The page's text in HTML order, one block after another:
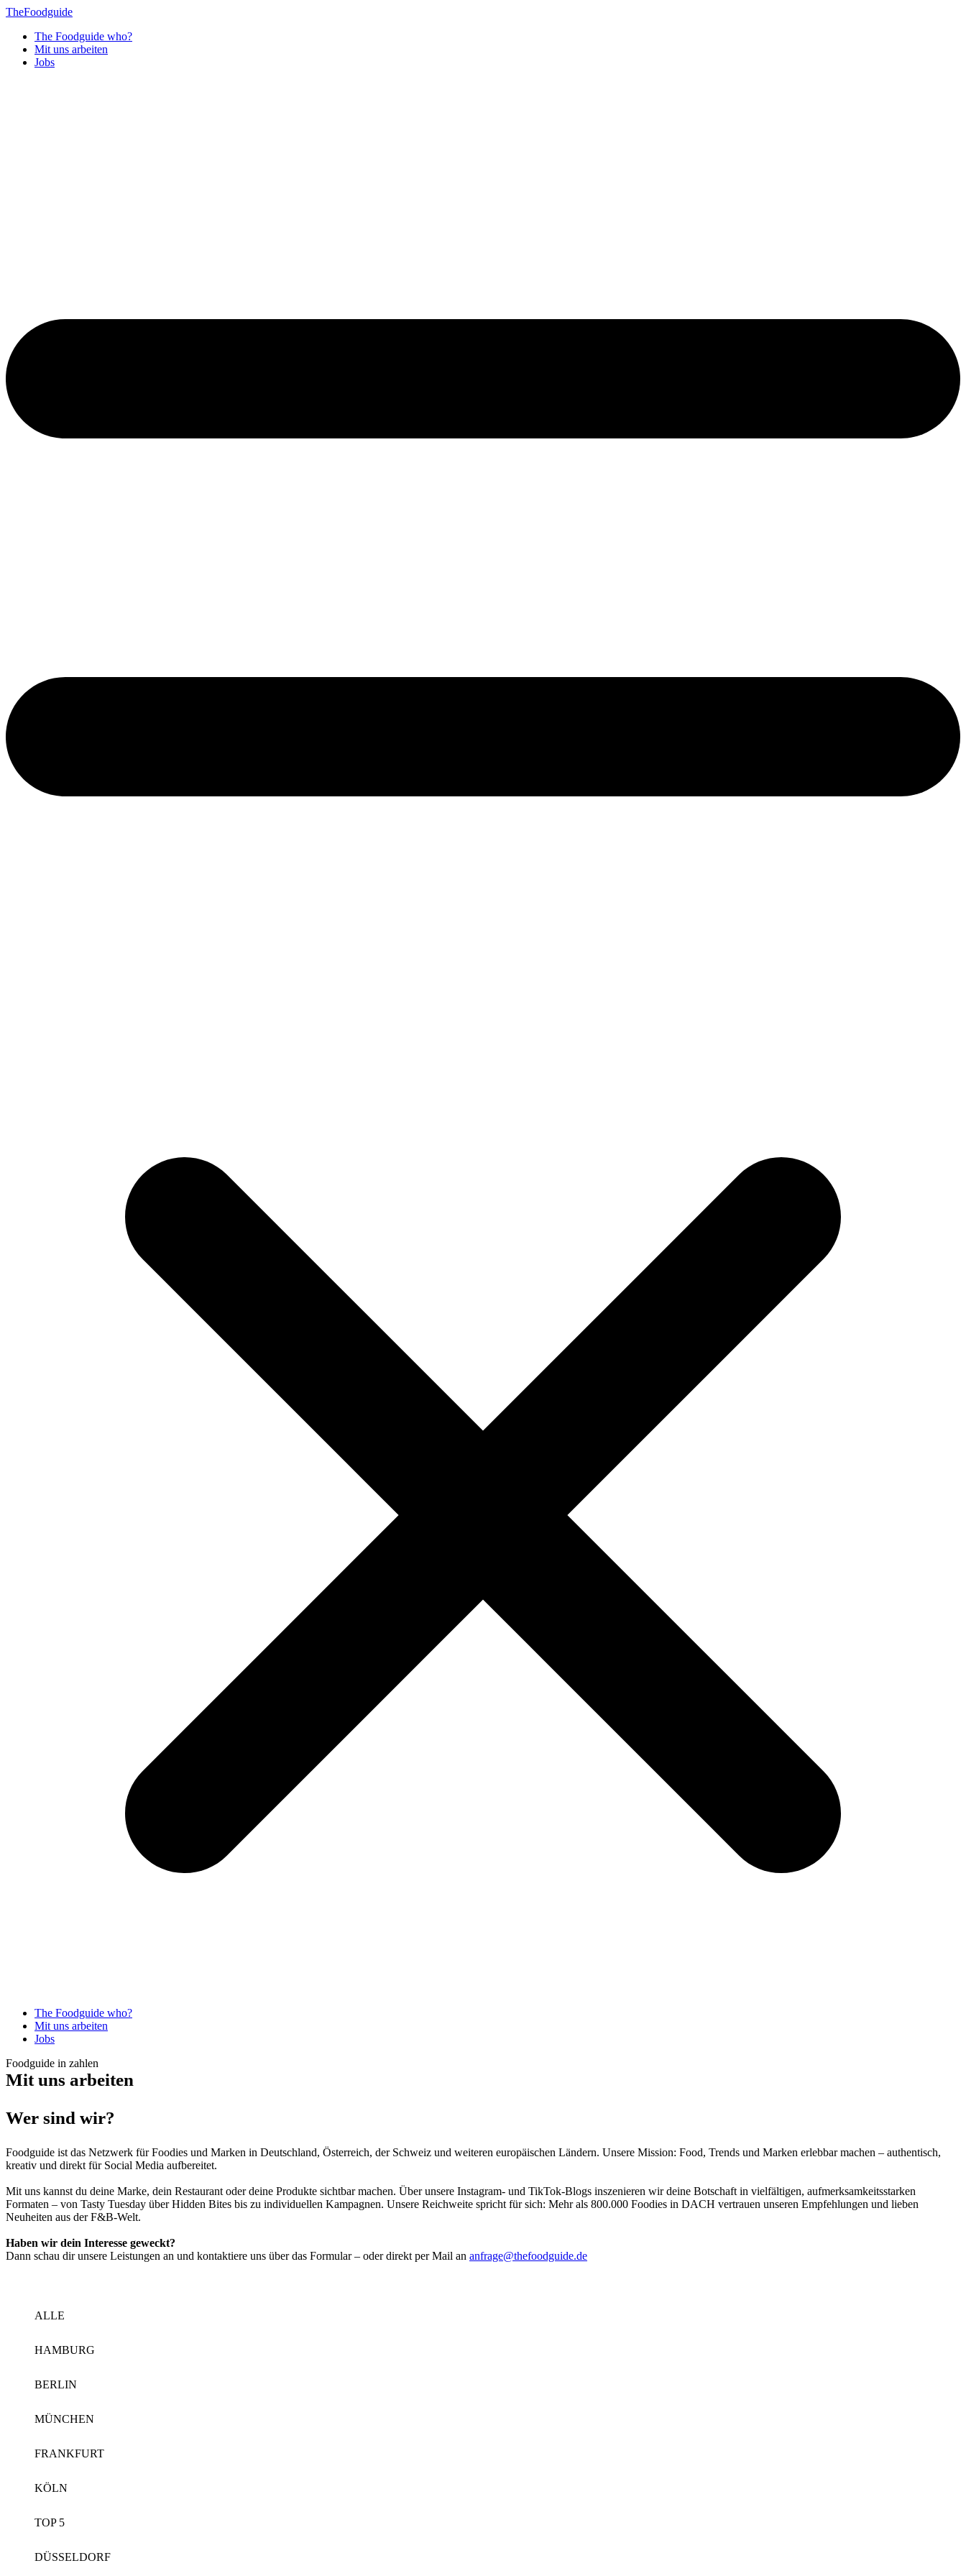
TheFoodguide
The Foodguide who?
Mit uns arbeiten
Jobs
The Foodguide who?
Mit uns arbeiten
Jobs
Foodguide in zahlen
Mit uns arbeiten
Wer sind wir?
Foodguide ist das Netzwerk für Foodies und Marken in Deutschland, Österreich, der Schweiz und weiteren europäischen Ländern. Unsere Mission: Food, Trends und Marken erlebbar machen – authentisch,
kreativ und direkt für Social Media aufbereitet.
Mit uns kannst du deine Marke, dein Restaurant oder deine Produkte sichtbar machen. Über unsere Instagram- und TikTok-Blogs inszenieren wir deine Botschaft in vielfältigen, aufmerksamkeitsstarken
Formaten – von Tasty Tuesday über Hidden Bites bis zu individuellen Kampagnen. Unsere Reichweite spricht für sich: Mehr als 800.000 Foodies in DACH vertrauen unseren Empfehlungen und lieben
Neuheiten aus der F&B-Welt.
Haben wir dein Interesse geweckt?
Dann schau dir unsere Leistungen an und kontaktiere uns über das Formular – oder direkt per Mail an anfrage@thefoodguide.de
ALLE
HAMBURG
BERLIN
MÜNCHEN
FRANKFURT
KÖLN
TOP 5
DÜSSELDORF